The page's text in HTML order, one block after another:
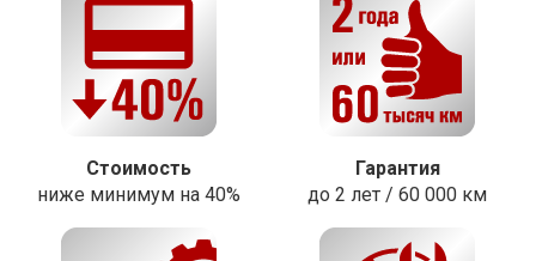
Стоимость
ниже минимум на 40%
Гарантия
до 2 лет / 60 000 км